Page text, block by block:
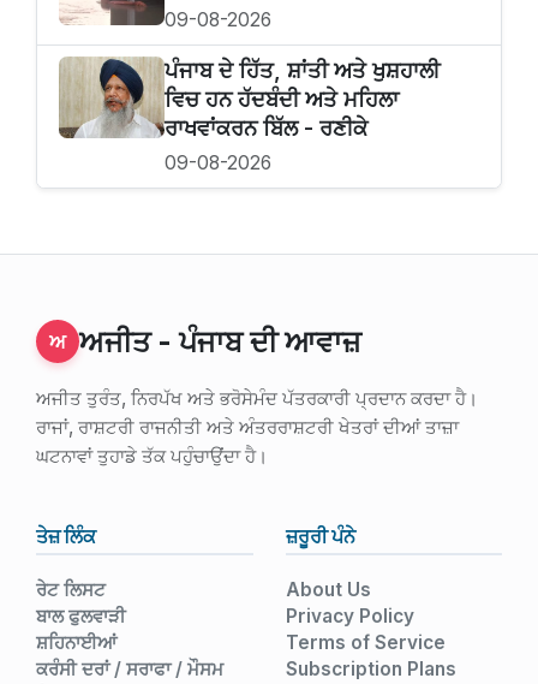
09-08-2026
ਪੰਜਾਬ ਦੇ ਹਿੱਤ, ਸ਼ਾਂਤੀ ਅਤੇ ਖੁਸ਼ਹਾਲੀ
ਵਿਚ ਹਨ ਹੱਦਬੰਦੀ ਅਤੇ ਮਹਿਲਾ
ਰਾਖਵਾਂਕਰਨ ਬਿੱਲ - ਰਣੀਕੇ
09-08-2026
ਅ ਅਜੀਤ - ਪੰਜਾਬ ਦੀ ਆਵਾਜ਼
ਅਜੀਤ ਤੁਰੰਤ, ਨਿਰਪੱਖ ਅਤੇ ਭਰੋਸੇਮੰਦ ਪੱਤਰਕਾਰੀ ਪ੍ਰਦਾਨ ਕਰਦਾ ਹੈ।
ਰਾਜਾਂ, ਰਾਸ਼ਟਰੀ ਰਾਜਨੀਤੀ ਅਤੇ ਅੰਤਰਰਾਸ਼ਟਰੀ ਖੇਤਰਾਂ ਦੀਆਂ ਤਾਜ਼ਾ
ਘਟਨਾਵਾਂ ਤੁਹਾਡੇ ਤੱਕ ਪਹੁੰਚਾਉਂਦਾ ਹੈ।
ਤੇਜ਼ ਲਿੰਕ
ਰੇਟ ਲਿਸਟ
ਬਾਲ ਫੁਲਵਾੜੀ
ਸ਼ਹਿਨਾਈਆਂ
ਕਰੰਸੀ ਦਰਾਂ / ਸਰਾਫਾ / ਮੌਸਮ
ਜ਼ਰੂਰੀ ਪੰਨੇ
About Us
Privacy Policy
Terms of Service
Subscription Plans